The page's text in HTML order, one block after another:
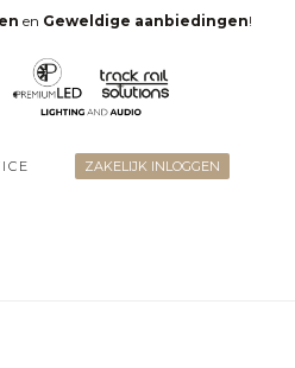
en Geweldige aanbiedingen!
ZAKELIJK INLOGGEN